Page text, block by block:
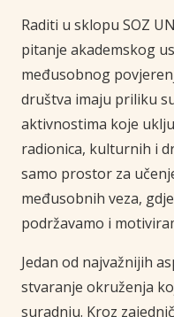
Raditi u sklopu SOZ
pitanje akademskog
međusobnog
društva imaju priliku
aktivnostima koje
radionica, kulturnih i
samo prostor za
međusobnih veza,
podržavamo i
Jedan od najvažnijih
stvaranje okruženja
suradnju. Kroz